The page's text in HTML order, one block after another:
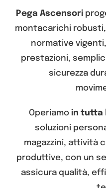
Pega Ascensori
montacarichi
normative
prestazioni,
sicurezza
Operiamo in tutta
soluzioni
magazzini, attività
produttive, con un
assicura qualità,